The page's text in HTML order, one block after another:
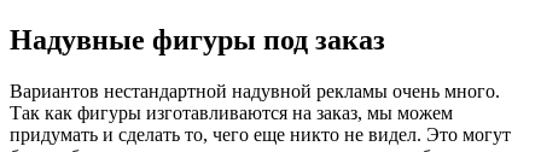
Надувные фигуры под заказ
Вариантов нестандартной надувной рекламы очень много.
Так как фигуры изготавливаются на заказ, мы можем
придумать и сделать то, чего еще никто не видел. Это могут